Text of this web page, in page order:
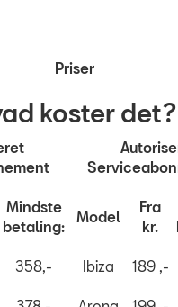
Priser
koster det?
Mindste
betaling:
Model
Fra
kr.
358,- Ibiza 189 ,-